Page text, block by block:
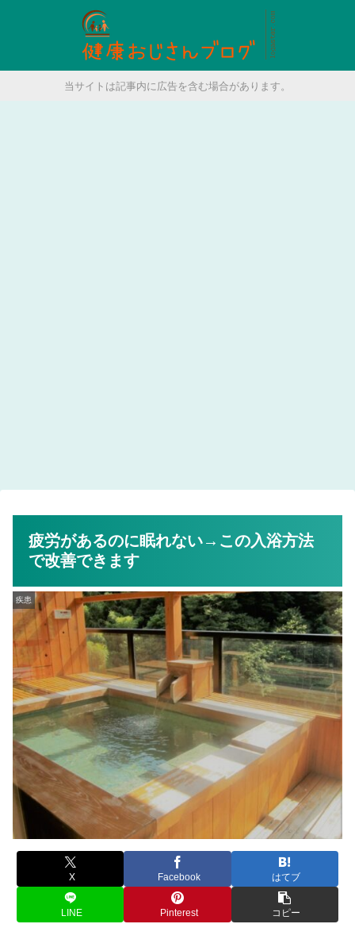
当サイトは記事内に広告を含む場合があります。
疲労があるのに眠れない→この入浴方法
で改善できます
疾患
X Facebook はてブ
LINE Pinterest コピー